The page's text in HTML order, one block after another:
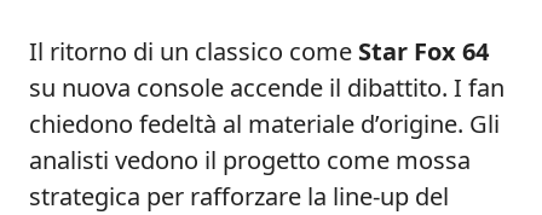
Il ritorno di un classico come Star Fox 64
su nuova console accende il dibattito. I fan
chiedono fedeltà al materiale d’origine. Gli
analisti vedono il progetto come mossa
strategica per rafforzare la line-up del